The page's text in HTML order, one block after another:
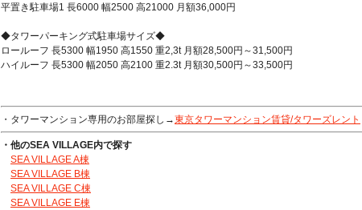
平置き駐車場1 長6000 幅2500 高21000 月額36,000円
◆タワーパーキング式駐車場サイズ◆
ロールーフ 長5300 幅1950 高1550 重2,3t 月額28,500円～31,500円
ハイルーフ 長5300 幅2050 高2100 重2.3t 月額30,500円～33,500円
・タワーマンション専用のお部屋探し→東京タワーマンション賃貸/タワーズレント
・他のSEA VILLAGE内で探す
SEA VILLAGE A棟
SEA VILLAGE B棟
SEA VILLAGE C棟
SEA VILLAGE E棟